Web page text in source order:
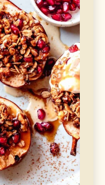
Allrecipes